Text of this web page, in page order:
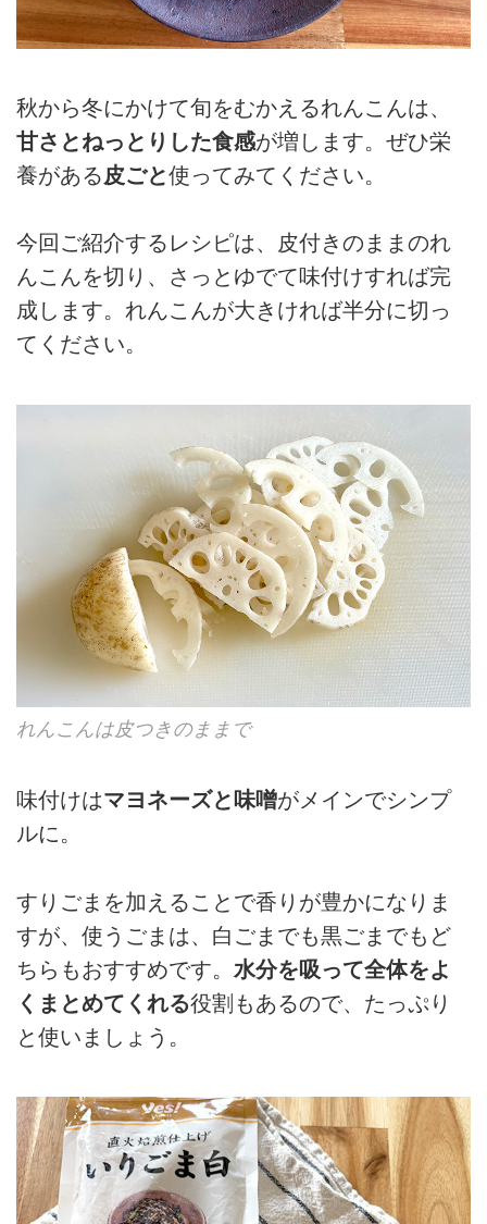
秋から冬にかけて旬をむかえるれんこんは、
甘さとねっとりした食感が増します。ぜひ栄
養がある皮ごと使ってみてください。
今回ご紹介するレシピは、皮付きのままのれ
んこんを切り、さっとゆでて味付けすれば完
成します。れんこんが大きければ半分に切っ
てください。
れんこんは皮つきのままで
味付けはマヨネーズと味噌がメインでシンプ
ルに。
すりごまを加えることで香りが豊かになりま
すが、使うごまは、白ごまでも黒ごまでもど
ちらもおすすめです。 水分を吸って全体をよ
くまとめてくれる役割もあるので、たっぷり
と使いましょう。